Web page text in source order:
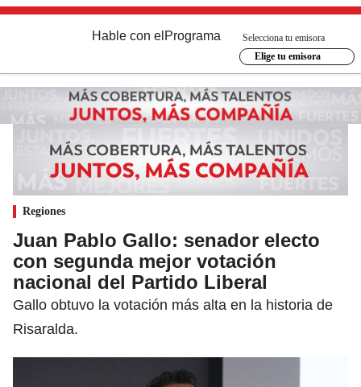
Hable con el Programa
Selecciona tu emisora
Elige tu emisora
Regiones
Juan Pablo Gallo: senador electo
con segunda mejor votación
nacional del Partido Liberal
Gallo obtuvo la votación más alta en la historia de
Risaralda.